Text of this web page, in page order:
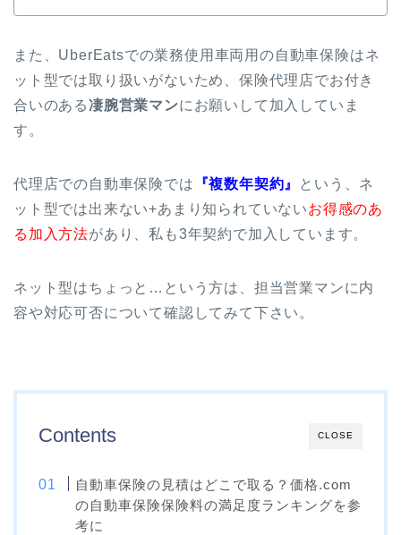
また、UberEatsでの業務使用車両用の自動車保険はネ
ット型では取り扱いがないため、保険代理店でお付き
合いのある凄腕営業マンにお願いして加入していま
す。
代理店での自動車保険では 『複数年契約』
という、ネ
ット型では出来ない+あまり知られていないお得感のあ
る加入方法があり、私も3年契約で加入しています。
ネット型はちょっと…という方は、担当営業マンに内
容や対応可否について確認してみて下さい。
CLOSE
Contents
自動車保険の見積はどこで取る？価格.com
の自動車保険保険料の満足度ランキングを参
考に